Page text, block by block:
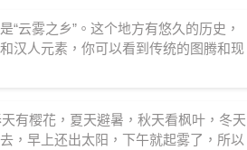
云雾之乡”。这个地方有悠久的历史，
汉人元素，你可以看到传统的图腾和现
有樱花，夏天避暑，秋天看枫叶，冬天
，早上还出太阳，下午就起雾了，所以